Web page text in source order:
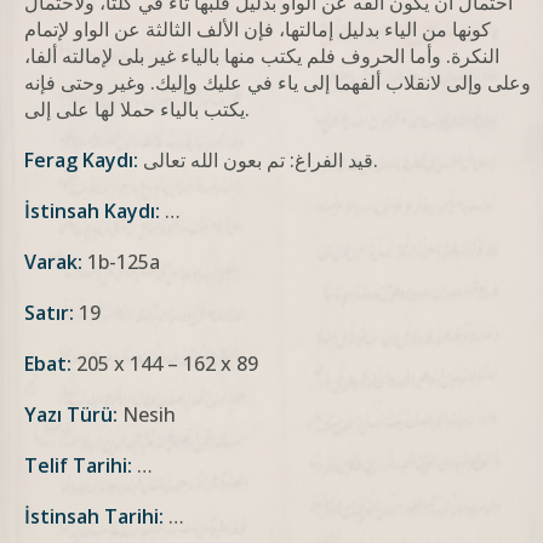
كونها من الياء بدليل إمالتها، فإن الألف الثالثة عن الواو لإتمام
النكرة. وأما الحروف فلم يكتب منها بالياء غير بلى لإمالته ألفا،
وعلى وإلى لانقلاب ألفهما إلى ياء في عليك وإليك. وغير وحتى فإنه
يكتب بالياء حملا لها على إلى.
Ferag Kaydı:
قيد الفراغ: تم بعون الله تعالى.
İstinsah Kaydı: …
Varak: 1b-125a
Satır: 19
Ebat: 205 x 144 – 162 x 89
Yazı Türü: Nesih
Telif Tarihi: …
İstinsah Tarihi: …